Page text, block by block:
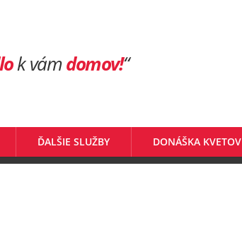
k vámdomov!“
ĎALŠIE SLUŽBY DONÁŠKA KVETOV